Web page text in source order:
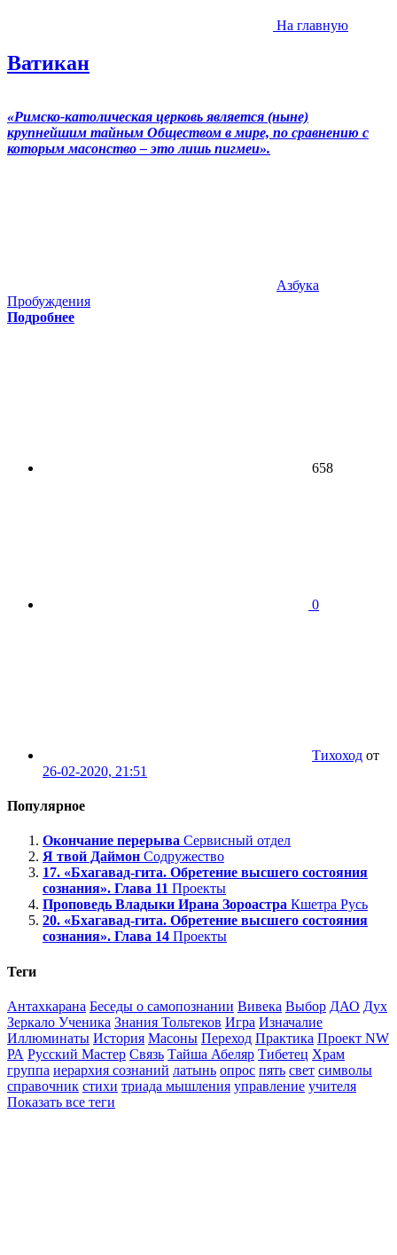
На главную
Ватикан
«Римско-католическая церковь является (ныне)
крупнейшим тайным Обществом в мире, по сравнению с
которым масонство – это лишь пигмеи».
Азбука
Пробуждения
Подробнее
658
0
Тихоход от
26-02-2020, 21:51
Популярное
Окончание перерыва Сервисный отдел
Я твой Даймон Содружество
17. «Бхагавад-гита. Обретение высшего состояния
сознания». Глава 11 Проекты
Проповедь Владыки Ирана Зороастра Кшетра Русь
20. «Бхагавад-гита. Обретение высшего состояния
сознания». Глава 14 Проекты
Теги
Антахкарана Беседы о самопознании Вивека Выбор ДАО Дух
Зеркало Ученика Знания Тольтеков Игра Изначалие
Иллюминаты История Масоны Переход Практика Проект NW
РА Русский Мастер Связь Тайша Абеляр Тибетец Храм
группа иерархия сознаний латынь опрос пять свет символы
справочник стихи триада мышления управление учителя
Показать все теги